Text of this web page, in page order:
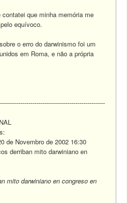
que minha memória me
equívoco.
o erro do darwinismo foi um
em Roma, e não a própria
de Novembro de 2002 16:30
derriban mito darwiniano en
mito darwiniano en congreso en